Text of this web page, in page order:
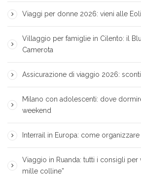
Viaggi per donne 2026: vieni alle
Villaggio per famiglie in Cilento: il
Camerota
Assicurazione di viaggio 2026:
Milano con adolescenti: dove
weekend
Interrail in Europa: come
Viaggio in Ruanda: tutti i consigli per
mille colline”